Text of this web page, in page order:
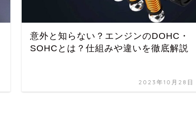
意外と知らない？エンジンのDOHC・
SOHCとは？仕組みや違いを徹底解説
2023年10月28日